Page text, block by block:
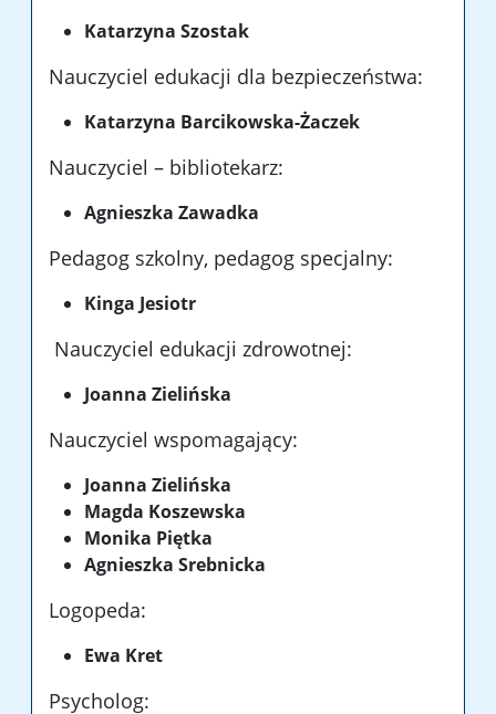
Katarzyna Szostak
Nauczyciel edukacji dla bezpieczeństwa:
Katarzyna Barcikowska-Żaczek
Nauczyciel – bibliotekarz:
Agnieszka Zawadka
Pedagog szkolny, pedagog specjalny:
Kinga Jesiotr
Nauczyciel edukacji zdrowotnej:
Joanna Zielińska
Nauczyciel wspomagający:
Joanna Zielińska
Magda Koszewska
Monika Piętka
Agnieszka Srebnicka
Logopeda:
Ewa Kret
Psycholog: